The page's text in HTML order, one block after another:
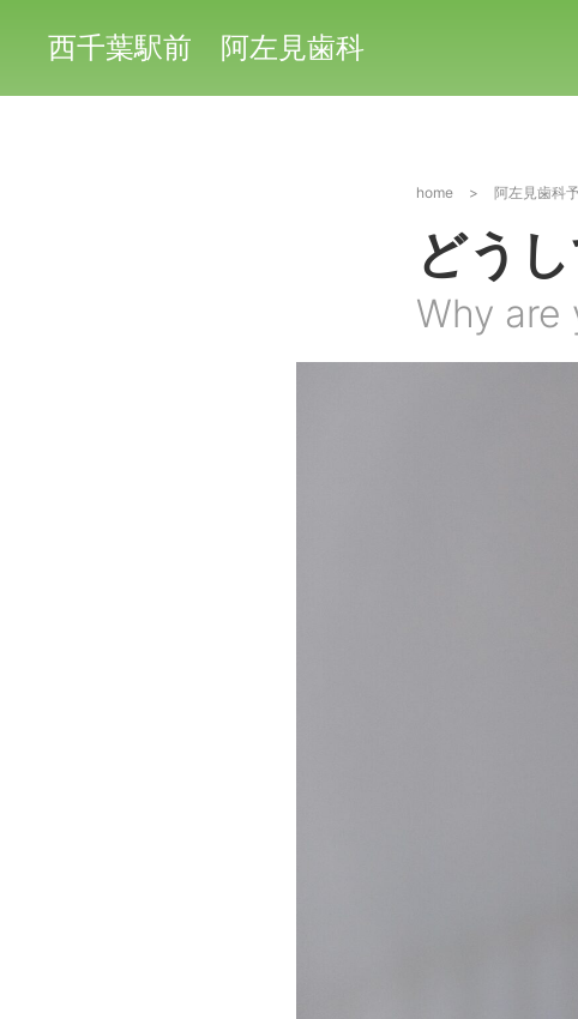
西千葉駅前 阿左見歯科
home > 阿左見歯科
どう
Why are